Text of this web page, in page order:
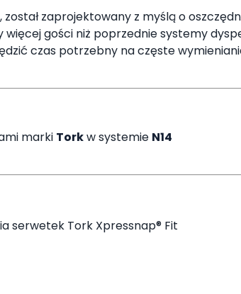
zaprojektowany z myślą o
gości niż poprzednie systemy
czas potrzebny na częste
marki Torkw systemie N14
serwetek Tork Xpressnap® Fit